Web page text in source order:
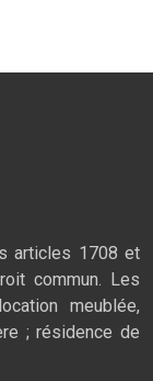
articles 1708 et
commun. Les
meublée,
; résidence de